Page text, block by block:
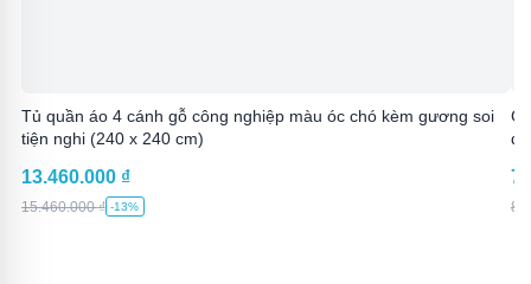
Tủ quần áo 4 cánh gỗ công nghiệp màu óc chó kèm gương soi
tiện nghi (240 x 240 cm)
13.460.000 ₫
15.460.000₫ -13%